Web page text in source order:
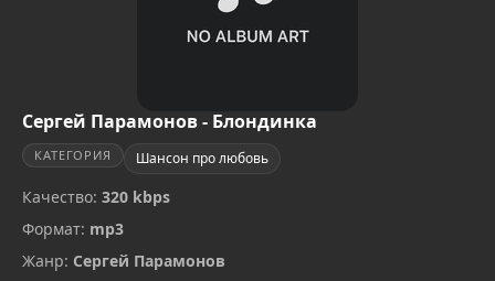
Сергей Парамонов - Блондинка
КАТЕГОРИЯ Шансон про любовь
Качество: 320 kbps
Формат: mp3
Жанр: Сергей Парамонов